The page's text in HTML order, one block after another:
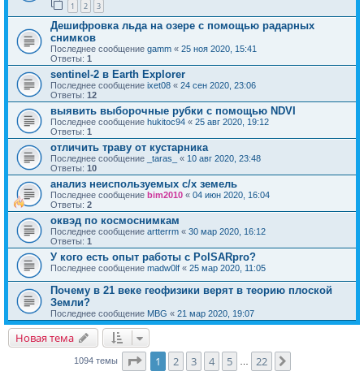
1 2 3
Дешифровка льда на озере с помощью радарных
снимков
Последнее сообщение gamm « 25 ноя 2020, 15:41
Ответы: 1
sentinel-2 в Earth Explorer
Последнее сообщение ixet08 « 24 сен 2020, 23:06
Ответы: 12
выявить выборочные рубки с помощью NDVI
Последнее сообщение hukitoc94 « 25 авг 2020, 19:12
Ответы: 1
отличить траву от кустарника
Последнее сообщение _taras_ « 10 авг 2020, 23:48
Ответы: 10
анализ неиспользуемых с/х земель
Последнее сообщение bim2010 « 04 июн 2020, 16:04
Ответы: 2
оквэд по космоснимкам
Последнее сообщение artterrm « 30 мар 2020, 16:12
Ответы: 1
У кого есть опыт работы с PolSARpro?
Последнее сообщение madw0lf « 25 мар 2020, 11:05
Почему в 21 веке геофизики верят в теорию плоской
Земли?
Последнее сообщение MBG « 21 мар 2020, 19:07
Новая тема
1094 темы Страница1 из
1 2 3 4 5 22